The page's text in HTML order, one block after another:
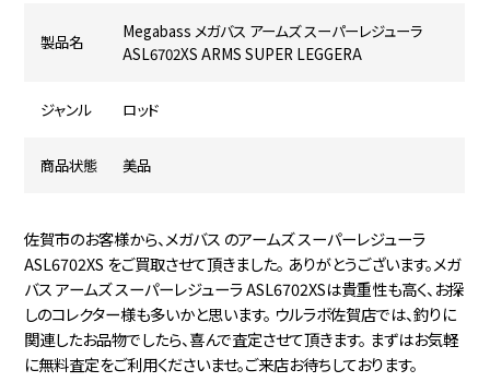
製品名
Megabass メガバス アームズ スーパーレジューラ
ASL6702XS ARMS SUPER LEGGERA
ジャンル ロッド
商品状態 美品
佐賀市のお客様から、メガバス のアームズ スーパーレジューラ
ASL6702XS をご買取させて頂きました。 ありがとうございます。メガ
バス アームズ スーパーレジューラ ASL6702XSは貴重性も高く、お探
しのコレクター様も多いかと思います。 ウルラボ佐賀店では、釣りに
関連したお品物でしたら、喜んで査定させて頂きます。 まずはお気軽
に無料査定をご利用くださいませ。ご来店お待ちしております。